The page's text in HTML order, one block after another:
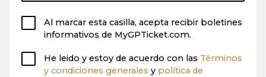
Al marcar esta casilla, acepta recibir boletines
informativos de MyGPTicket.com.
He leido y estoy de acuerdo con las Términos
y condiciones generales y política de